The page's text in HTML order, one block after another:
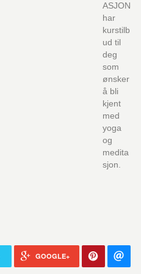
ASJON
har
kurstilb
ud til
deg
som
ønsker
å bli
kjent
med
yoga
og
medita
sjon.
GOOGLE+